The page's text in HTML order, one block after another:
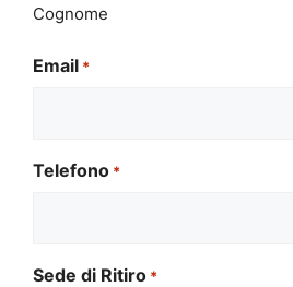
Cognome
Email *
Telefono *
Sede di Ritiro *